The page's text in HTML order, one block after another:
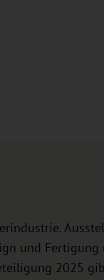
und
2025